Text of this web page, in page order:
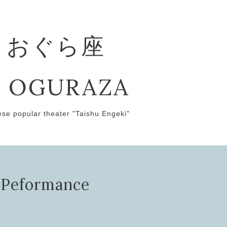
ぐら座
popular theater "Taishu Engeki"